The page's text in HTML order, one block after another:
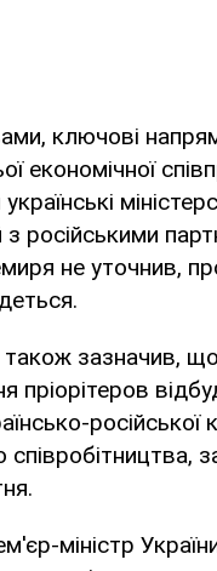
ключові
економічної
з російськими
не уточнив,
також зазначив,
пріорітеров
російської
співробітництва,
міністр